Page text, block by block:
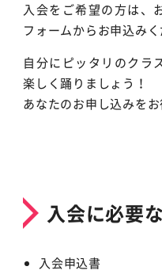
入会をご希望の方は、
フォームからお申込みく
自分にピッタリのクラ
楽しく踊りましょう！
あなたのお申し込みを
入会に必要
入会申込書